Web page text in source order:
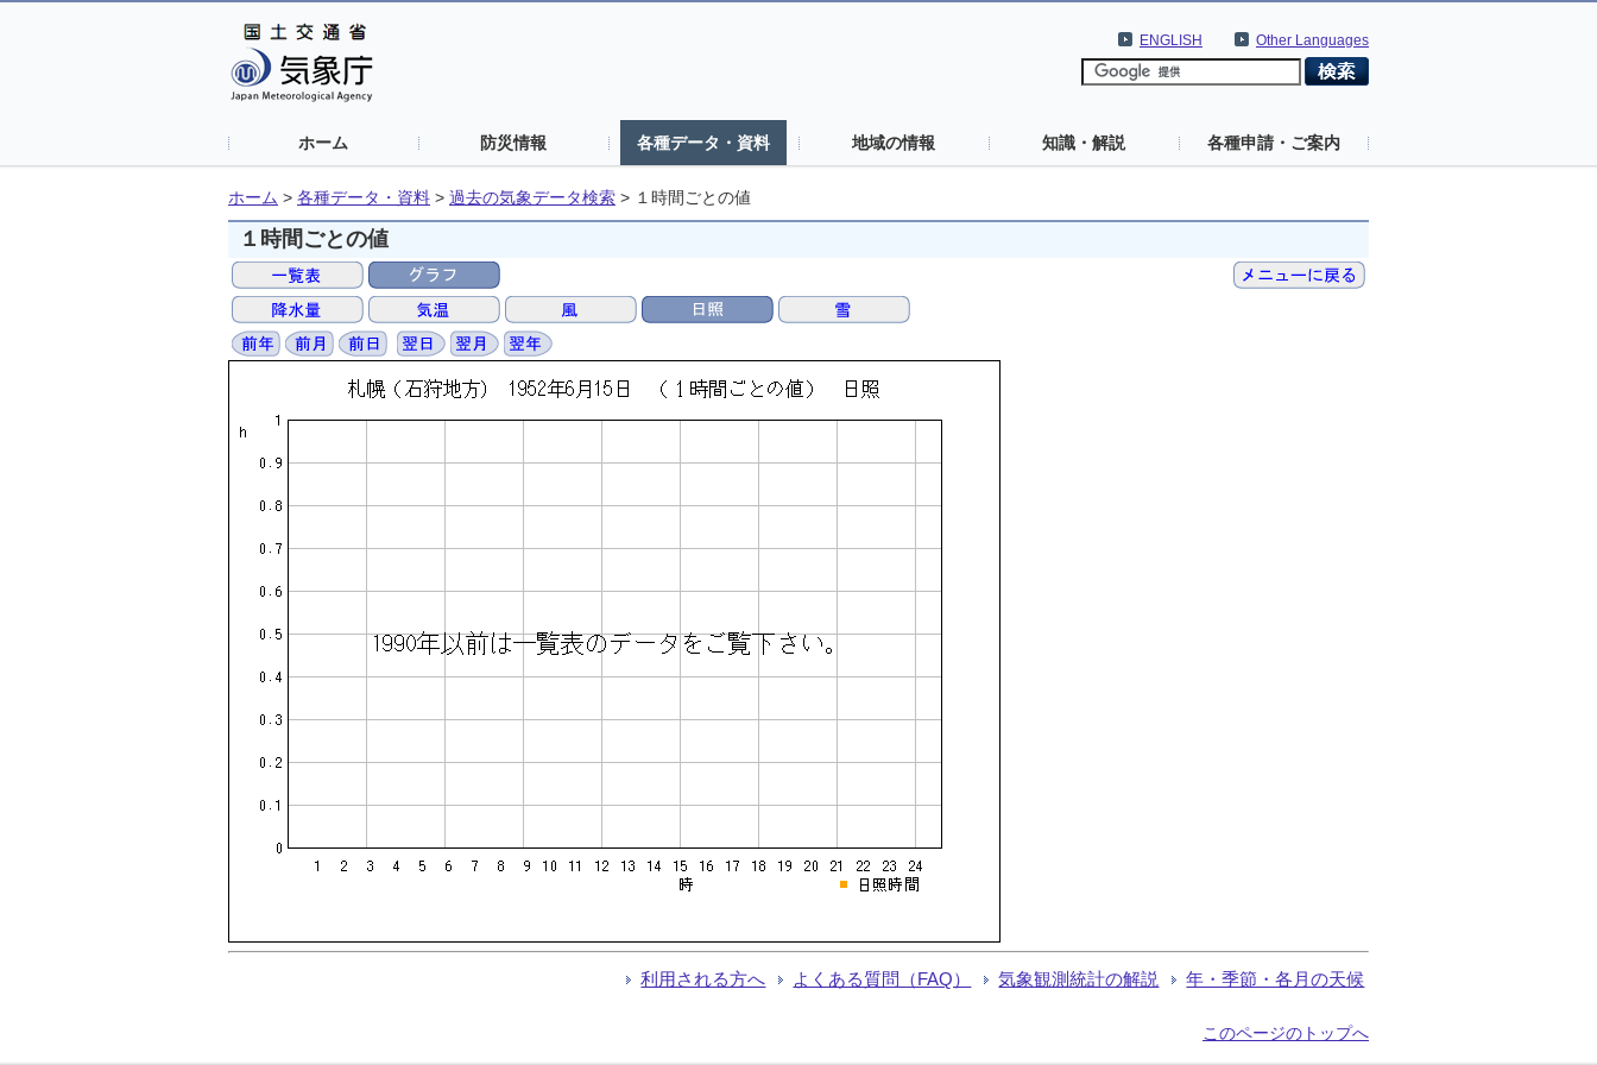
Other Languages
ENGLISH
ホーム 防災情報 各種データ・資料 地域の情報 知識・解説 各種申請・ご案内
ホーム > 各種データ・資料 > 過去の気象データ検索 > １時間ごとの値
１時間ごとの値
利用される方へ よくある質問（FAQ） 気象観測統計の解説 年・季節・各月の天候
このページのトップへ